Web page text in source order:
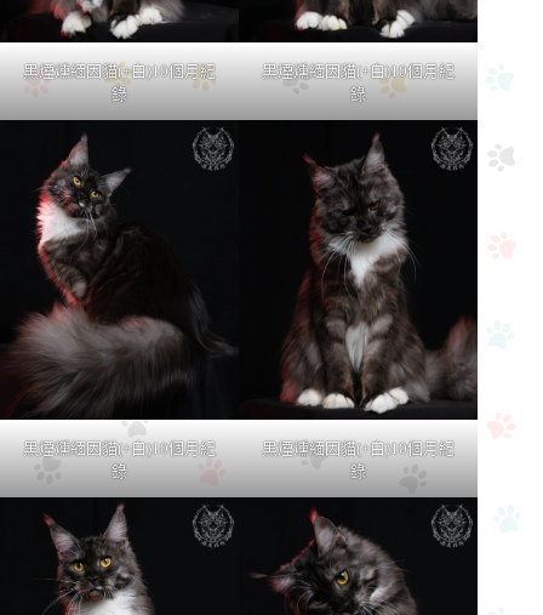
黑煙燻緬因貓(+白)10個月紀
錄
黑煙燻緬因貓(+白)10個月紀
錄
黑煙燻緬因貓(+白)10個月紀
錄
黑煙燻緬因貓(+白)10個月紀
錄